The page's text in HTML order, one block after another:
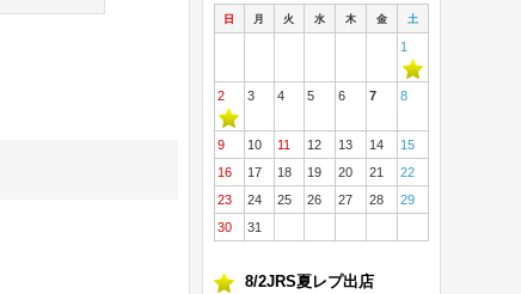
日 月 火 水 木 金 土
1
2 3 4 5 6 7 8
9 10 11 12 13 14
15
16
17 18 19 20 21
22
23
24 25 26 27 28
29
30
31
8/2JRS夏レプ出店